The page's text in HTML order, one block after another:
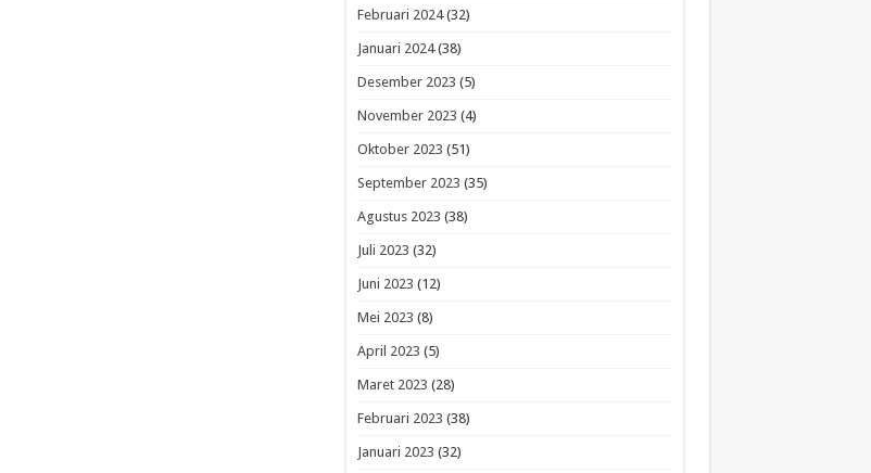
Februari 2024(32)
Januari 2024(38)
Desember 2023 (5)
November 2023 (4)
Oktober 2023 (51)
September 2023 (35)
Agustus 2023 (38)
Juli 2023 (32)
Juni 2023 (12)
Mei 2023 (8)
April 2023 (5)
Maret 2023 (28)
Februari 2023 (38)
Januari 2023 (32)